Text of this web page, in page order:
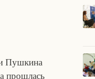
Пушкина
прошлась